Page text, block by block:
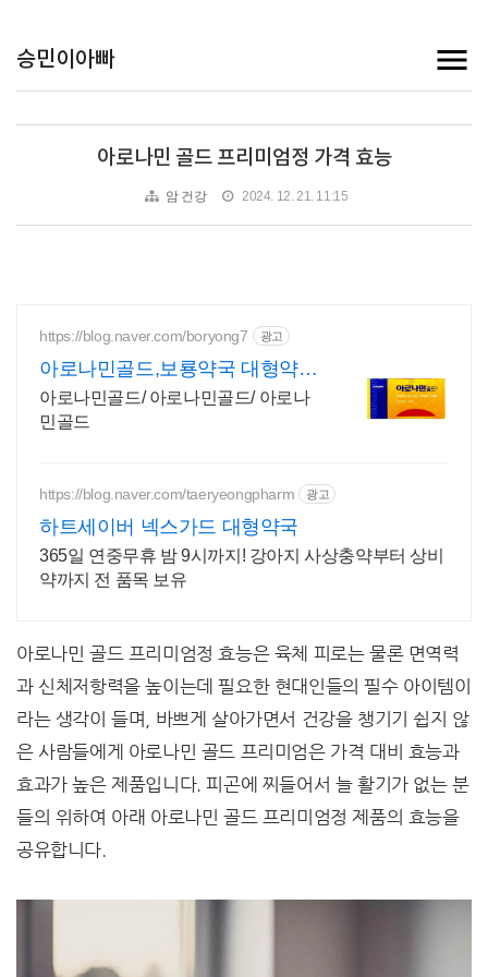
승민이아빠
아로나민 골드 프리미엄정 가격 효능
암 건강 2024. 12. 21. 11:15
https://blog.naver.com/boryong7 광고
아로나민골드,보룡약국 대형약
국/태릉입구,육사 근처
아로나민골드/ 아로나민골드/ 아로나
민골드
https://blog.naver.com/taeryeongpharm 광고
하트세이버 넥스가드 대형약국
365일 연중무휴 밤 9시까지! 강아지 사상충약부터 상비
약까지 전 품목 보유
아로나민 골드 프리미엄정 효능은 육체 피로는 물론 면역력
과 신체저항력을 높이는데 필요한 현대인들의 필수 아이템이
라는 생각이 들며, 바쁘게 살아가면서 건강을 챙기기 쉽지 않
은 사람들에게 아로나민 골드 프리미엄은 가격 대비 효능과
효과가 높은 제품입니다. 피곤에 찌들어서 늘 활기가 없는 분
들의 위하여 아래 아로나민 골드 프리미엄정 제품의 효능을
공유합니다.